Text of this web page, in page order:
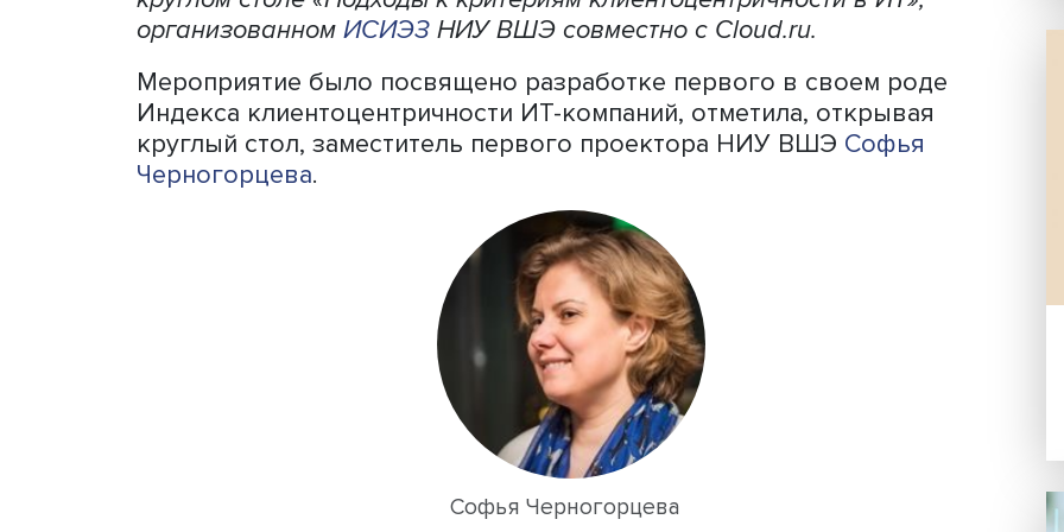
Фото: iStock
Большая часть предприятий считает себя клиентоцентричными,
немногие могут объяснить, что конкретно содержит в себе этот
Критерии и метрики для измерения этого показателя обсудили
круглом столе «Подходы к критериям клиентоцентричности в ИТ»,
ИСИЭЗ
НИУ ВШЭ совместно с Cloud.ru.
Мероприятие было посвящено разработке первого в своем
Индекса клиентоцентричности ИТ-компаний, отметила,
круглый стол, заместитель первого проектора НИУ ВШЭ